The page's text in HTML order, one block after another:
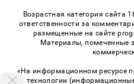
Возрастная категория сайта
ответственности за
размещенные на сайте
Материалы, помеченные
«На информационном ресурсе
технологии